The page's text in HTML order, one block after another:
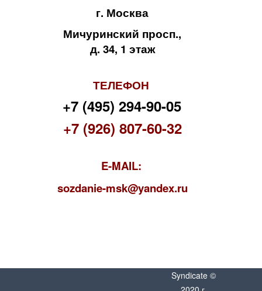
г. Москва
Мичуринский просп.,
д. 34, 1 этаж
ТЕЛЕФОН
+7 (495) 294-90-05
+7 (926) 807-60-32
E-MAIL:
sozdanie-msk@yandex.ru
Syndicate ©